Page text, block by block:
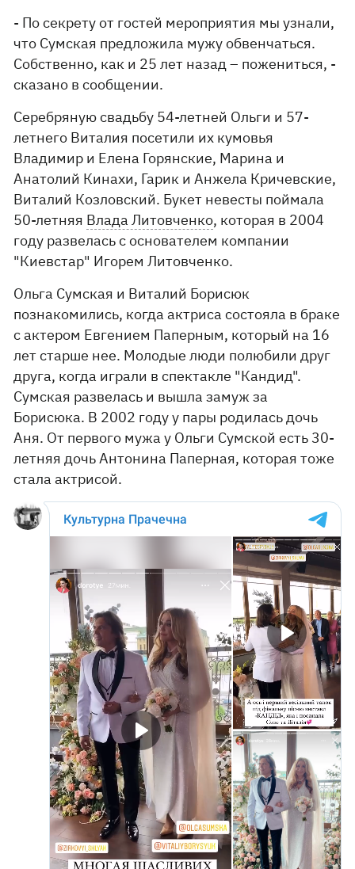
- По секрету от гостей мероприятия мы узнали,
что Сумская предложила мужу обвенчаться.
Собственно, как и 25 лет назад – пожениться, -
сказано в сообщении.
Серебряную свадьбу 54-летней Ольги и 57-
летнего Виталия посетили их кумовья
Владимир и Елена Горянские, Марина и
Анатолий Кинахи, Гарик и Анжела Кричевские,
Виталий Козловский. Букет невесты поймала
50-летняя Влада Литовченко, которая в 2004
году развелась с основателем компании
"Киевстар" Игорем Литовченко.
Ольга Сумская и Виталий Борисюк
познакомились, когда актриса состояла в браке
с актером Евгением Паперным, который на 16
лет старше нее. Молодые люди полюбили друг
друга, когда играли в спектакле "Кандид".
Сумская развелась и вышла замуж за
Борисюка. В 2002 году у пары родилась дочь
Аня. От первого мужа у Ольги Сумской есть 30-
летняя дочь Антонина Паперная, которая тоже
стала актрисой.